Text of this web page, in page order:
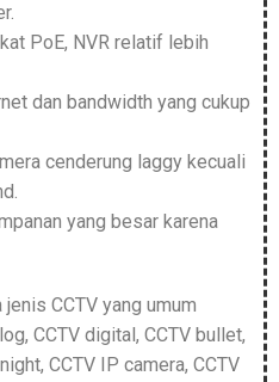
PoE, NVR relatif lebih
dan bandwidth yang cukup
cenderung laggy kecuali
yang besar karena
CCTV yang umum
CCTV digital, CCTV bullet,
CCTV IP camera, CCTV